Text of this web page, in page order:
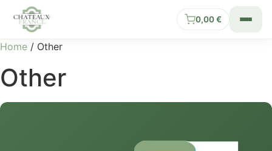
0,00€
Home / Other
Other